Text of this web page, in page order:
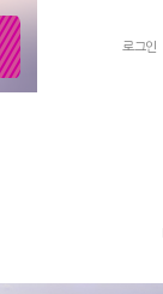
로그인